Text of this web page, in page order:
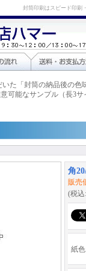
封筒印刷はスピード印刷
た「封筒の納品後の色
可能なサンプル（長3
角
販売
(税込:
紙色